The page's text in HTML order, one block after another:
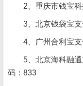
2、重庆市钱宝
3、北京钱袋宝
4、广州合利宝
5、北京海科融
码：833